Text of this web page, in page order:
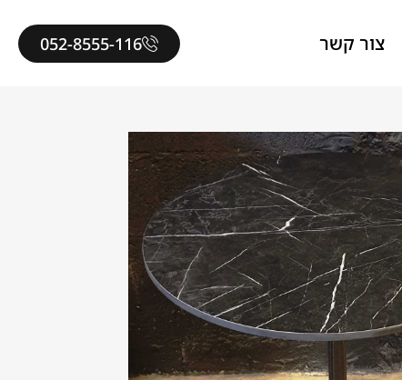
צור קשר 052-8555-116